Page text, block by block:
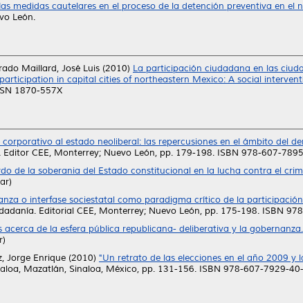
medidas cautelares en el proceso de la detención preventiva en
León.
Maillard, José Luis (2010) La participación ciudadana en las
in capital cities of northeastern Mexico: A social
1870-557X
corporativo al estado neoliberal: las repercusiones en el ámbito del
CEE, Monterrey; Nuevo León, pp. 179-198. ISBN 978-607-
de la soberania del Estado constitucional en la lucha contra el
o interfase sociestatal como paradigma crítico de la
Editorial CEE, Monterrey; Nuevo León, pp. 175-198. ISBN
acerca de la esfera pública republicana- deliberativa y la gobernanza.
Jorge Enrique (2010) "Un retrato de las elecciones en el año 2009 y
Mazatlán, Sinaloa, México, pp. 131-156. ISBN 978-607-7929-